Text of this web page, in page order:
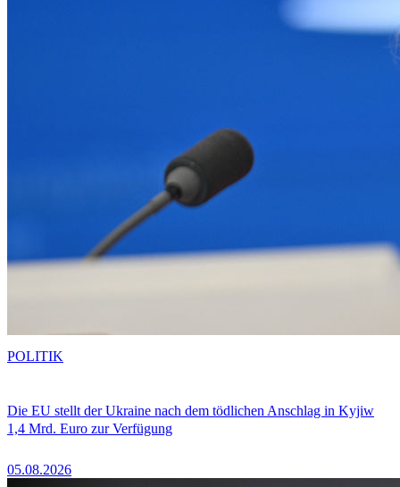
Die EU stellt der Ukraine nach dem tödlichen Anschlag in Kyjiw
1,4 Mrd. Euro zur Verfügung
05.08.2026
POLITIK